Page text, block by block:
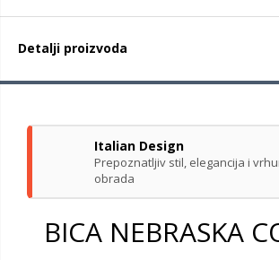
Detalji proizvoda
Italian Design
Prepoznatljiv stil, elegancija i
obrada
BICA NEBRASKA